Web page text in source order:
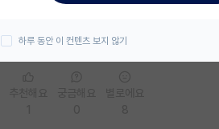
하루 동안 이 컨텐츠 보지 않기